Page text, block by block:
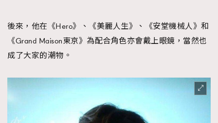
TRENDING
後來，他在《Hero》、《美麗人生》、《安堂機械人》和
《Grand Maison東京》為配合角色亦會戴上眼鏡，當然也
成了大家的潮物。